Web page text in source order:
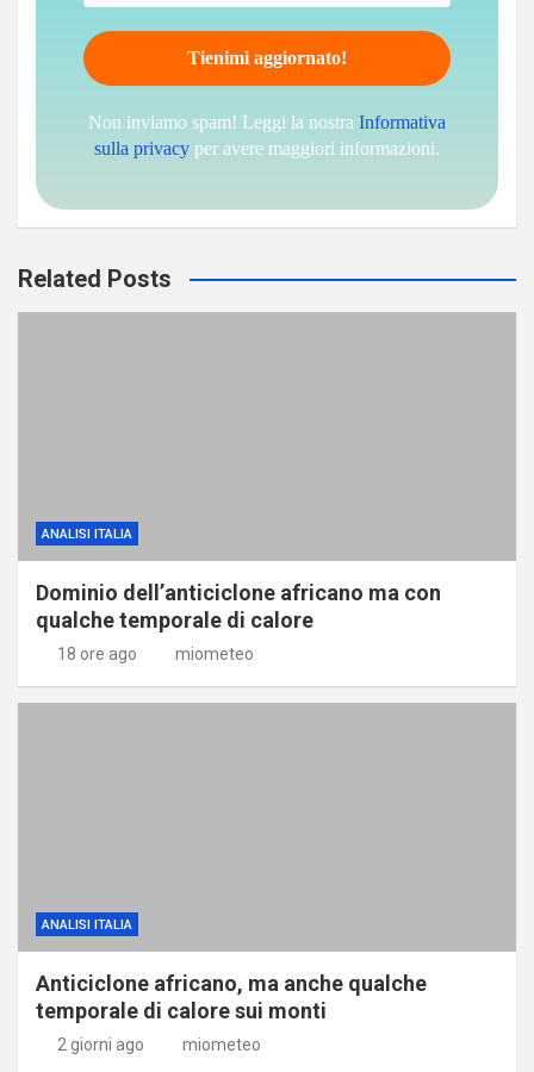
Non inviamo spam! Leggi la nostra Informativa
sulla privacy per avere maggiori informazioni.
Related Posts
ANALISI ITALIA
Dominio dell’anticiclone africano ma con
qualche temporale di calore
18 ore ago miometeo
ANALISI ITALIA
Anticiclone africano, ma anche qualche
temporale di calore sui monti
2 giorni ago miometeo